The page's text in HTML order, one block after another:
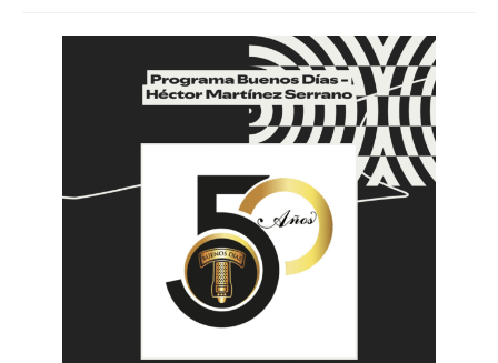
entrada:
entrada: